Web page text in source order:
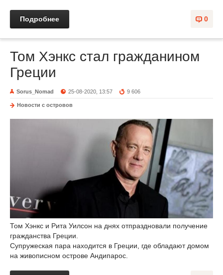
0
Подробнее
Том Хэнкс стал гражданином
Греции
Sorus_Nomad 25-08-2020, 13:57 9 606
Новости с островов
Том Хэнкс и Рита Уилсон на днях отпраздновали получение
гражданства Греции.
Супружеская пара находится в Греции, где обладают домом
на живописном острове Андипарос.